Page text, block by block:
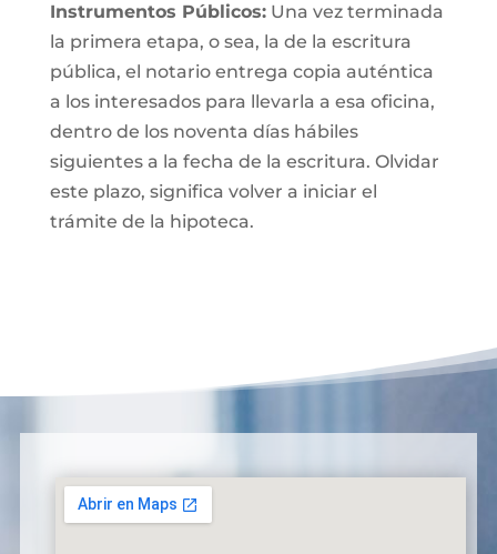
Instrumentos Públicos:Una vez terminada
la primera etapa, o sea, la de la escritura
pública, el notario entrega copia auténtica
a los interesados para llevarla a esa oficina,
dentro de los noventa días hábiles
siguientes a la fecha de la escritura. Olvidar
este plazo, significa volver a iniciar el
trámite de la hipoteca.